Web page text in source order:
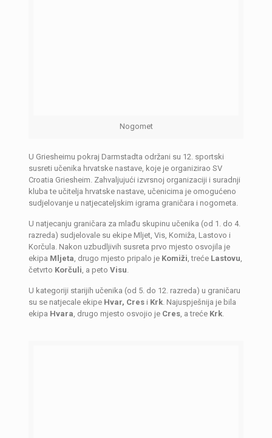
Nogomet
U Griesheimu pokraj Darmstadta održani su 12. sportski
susreti učenika hrvatske nastave, koje je organizirao SV
Croatia Griesheim. Zahvaljujući izvrsnoj organizaciji i suradnji
kluba te učitelja hrvatske nastave, učenicima je omogućeno
sudjelovanje u natjecateljskim igrama graničara i nogometa.
U natjecanju graničara za mlađu skupinu učenika (od 1. do 4.
razreda) sudjelovale su ekipe Mljet, Vis, Komiža, Lastovo i
Korčula. Nakon uzbudljivih susreta prvo mjesto osvojila je
ekipa Mljeta, drugo mjesto pripalo je Komiži, treće Lastovu,
četvrto Korčuli, a peto Visu.
U kategoriji starijih učenika (od 5. do 12. razreda) u graničaru
su se natjecale ekipe Hvar, Cresi Krk. Najuspješnija je bila
ekipa Hvara, drugo mjesto osvojio je Cres, a treće Krk.